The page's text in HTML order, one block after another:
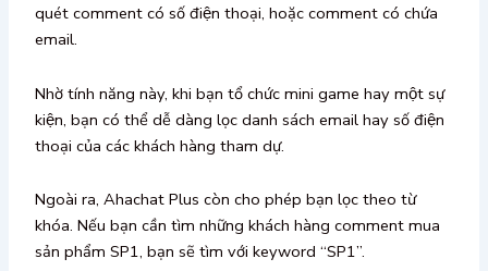
quét comment có số điện thoại, hoặc comment có chứa
email.
Nhờ tính năng này, khi bạn tổ chức mini game hay một sự
kiện, bạn có thể dễ dàng lọc danh sách email hay số điện
thoại của các khách hàng tham dự.
Ngoài ra, Ahachat Plus còn cho phép bạn lọc theo từ
khóa. Nếu bạn cần tìm những khách hàng comment mua
sản phẩm SP1, bạn sẽ tìm với keyword “SP1”.